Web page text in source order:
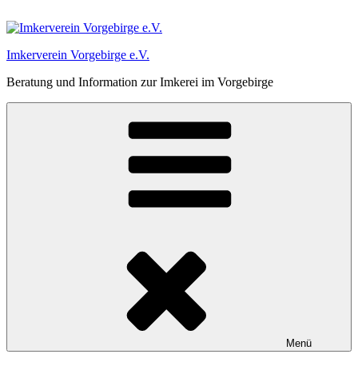
Inhalt
Imkerverein Vorgebirge e.V.
Beratung und Information zur Imkerei im Vorgebirge
Menü